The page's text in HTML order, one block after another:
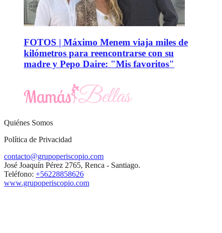
FOTOS | Máximo Menem viaja miles de
kilómetros para reencontrarse con su
madre y Pepo Daire: "Mis favoritos"
Quiénes Somos
Política de Privacidad
contacto@grupoperiscopio.com
José Joaquín Pérez 2765, Renca - Santiago.
Teléfono: +56228858626
www.grupoperiscopio.com